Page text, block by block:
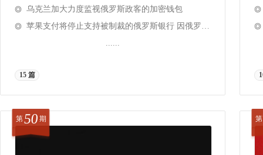
乌克兰加大力度监视俄罗斯政客的加密钱包
苹果支付将停止支持被制裁的俄罗斯银行 因俄罗斯在入侵乌克兰
......
15 篇
第50 期 第